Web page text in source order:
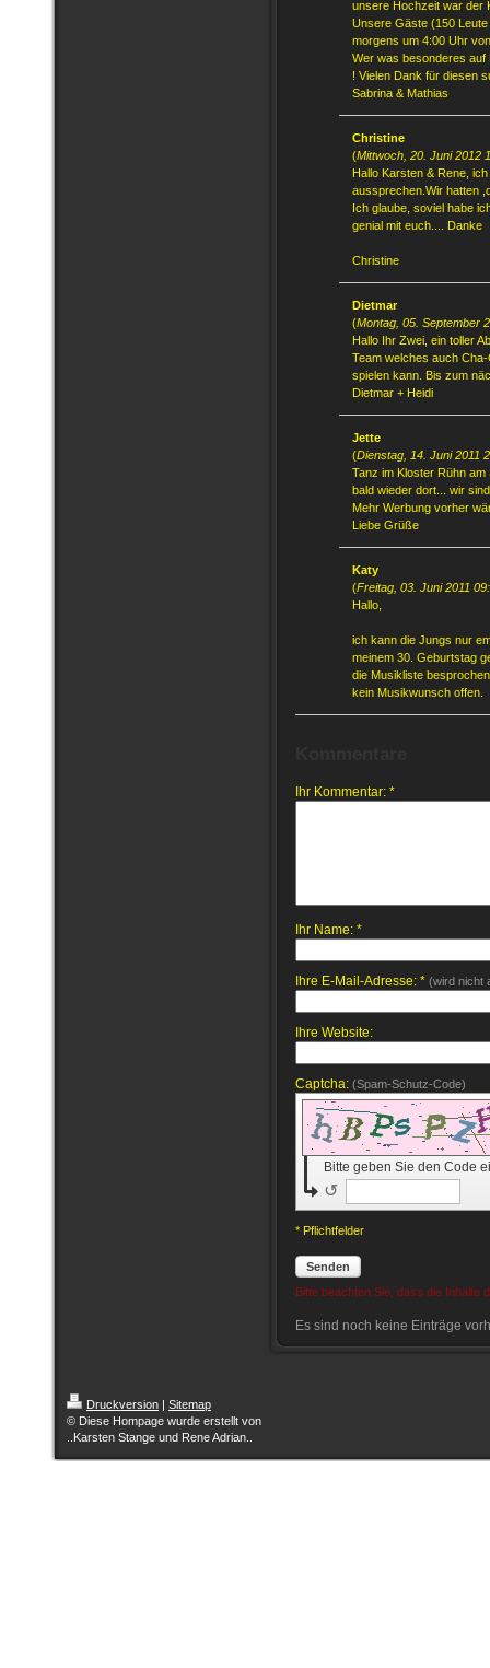
unsere Hochzeit war der
Unsere Gäste (150
morgens um 4:00 Uhr
Wer was besonderes auf
! Vielen Dank für diesen
Sabrina & Mathias
Christine
(Mittwoch, 20. Juni 2012
Hallo Karsten & Rene,
aussprechen.Wir hatten
Ich glaube, soviel habe
genial mit euch.... Danke
Christine
Dietmar
(Montag, 05. September
Hallo Ihr Zwei, ein toller
Team welches auch
spielen kann. Bis zum
Dietmar + Heidi
Jette
(Dienstag, 14. Juni 2011
Tanz im Kloster Rühn
bald wieder dort... wir
Mehr Werbung vorher
Liebe Grüße
Katy
(Freitag, 03. Juni 2011
Hallo,
ich kann die Jungs nur
meinem 30. Geburtstag
die Musikliste
kein Musikwunsch offen.
Ihr Kommentar: *
Ihr Name: *
Ihre E-Mail-Adresse: * (wird nicht
Ihre Website:
Captcha: (Spam-Schutz-Code)
Bitte geben Sie den Code
↺
* Pflichtfelder
Senden
Bitte beachten Sie, dass die Inhalte
Es sind noch keine Einträge
Druckversion | Sitemap
© Diese Hompage wurde erstellt von
..Karsten Stange und Rene Adrian..